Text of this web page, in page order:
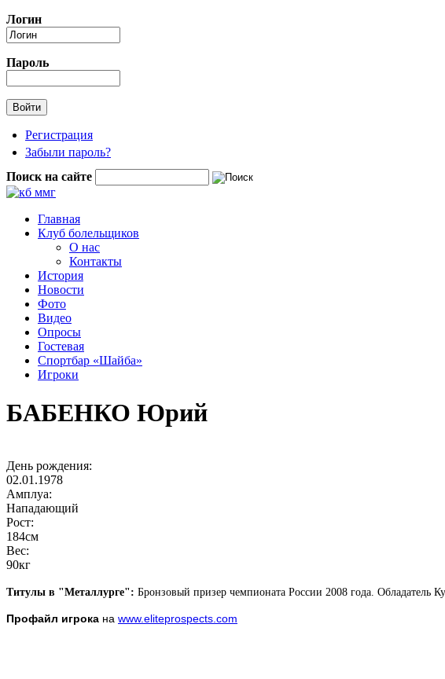
Перейти к основному содержанию
Логин
Пароль
Регистрация
Забыли пароль?
Форма поиска
Поиск на сайте
Главная
Клуб болельщиков
О нас
Контакты
История
Новости
Фото
Видео
Опросы
Гостевая
Спортбар «Шайба»
Игроки
БАБЕНКО Юрий
День рождения:
02.01.1978
Амплуа:
Нападающий
Рост:
184см
Вес:
90кг
Титулы в "Металлурге": Бронзовый призер чемпионата России 2008 года. Обладатель
Профайл игрока на www.eliteprospects.com